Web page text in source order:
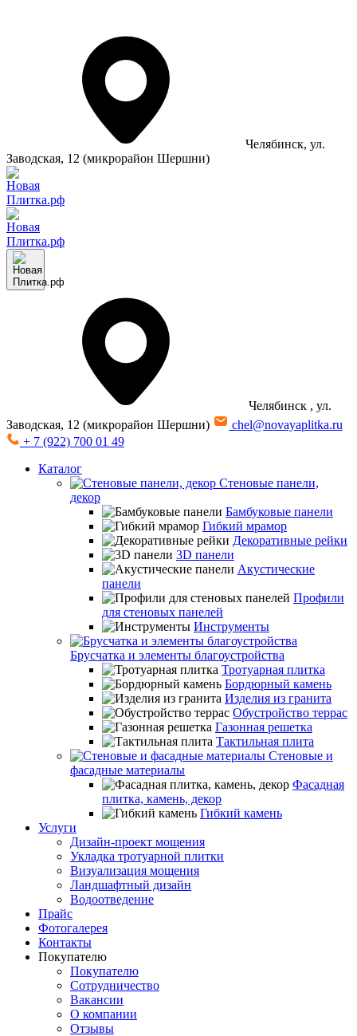
Челябинск, ул.
Заводская, 12 (микрорайон Шершни)
Челябинск , ул.
Заводская, 12 (микрорайон Шершни)
chel@novayaplitka.ru
+ 7 (922) 700 01 49
Каталог
Стеновые панели,
декор
Бамбуковые панели
Гибкий мрамор
Декоративные рейки
3D панели
Акустические
панели
Профили
для стеновых панелей
Инструменты
Брусчатка и элементы благоустройства
Тротуарная плитка
Бордюрный камень
Изделия из гранита
Обустройство террас
Газонная решетка
Тактильная плита
Стеновые и
фасадные материалы
Фасадная
плитка, камень, декор
Гибкий камень
Услуги
Дизайн-проект мощения
Укладка тротуарной плитки
Визуализация мощения
Ландшафтный дизайн
Водоотведение
Прайс
Фотогалерея
Контакты
Покупателю
Покупателю
Сотрудничество
Вакансии
О компании
Отзывы